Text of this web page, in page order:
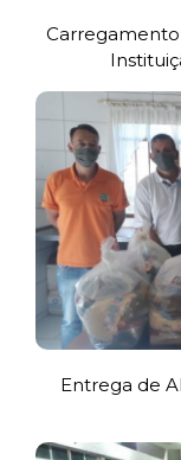
Entrega de